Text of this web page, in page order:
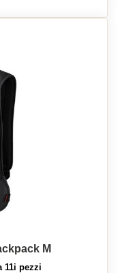
M
11i pezzi